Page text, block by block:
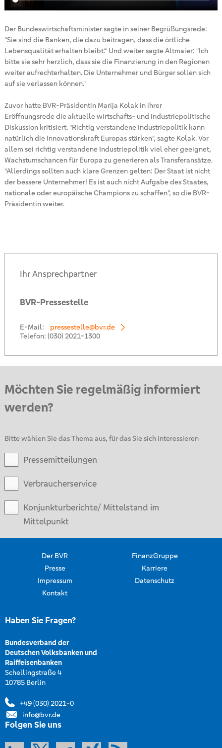
Der Bundeswirtschaftsminister sagte in seiner Begrüßungsrede:
"Sie sind die Banken, die dazu beitragen, dass die örtliche
Lebensqualität erhalten bleibt.“ Und weiter sagte Altmaier: "Ich
bitte sie sehr herzlich, dass sie die Finanzierung in den Regionen
weiter aufrechterhalten. Die Unternehmer und Bürger sollen sich
auf sie verlassen können."
Zuvor hatte BVR-Präsidentin Marija Kolak in ihrer
Eröffnungsrede die aktuelle wirtschafts- und industriepolitische
Diskussion kritisiert. "Richtig verstandene Industriepolitik kann
natürlich die Innovationskraft Europas stärken", sagte Kolak. Vor
allem sei richtig verstandene Industriepolitik viel eher geeignet,
Wachstumschancen für Europa zu generieren als Transferansätze.
"Allerdings sollten auch klare Grenzen gelten: Der Staat ist nicht
der bessere Unternehmer! Es ist auch nicht Aufgabe des Staates,
nationale oder europäische Champions zu schaffen", so die BVR-
Präsidentin weiter.
Ihr Ansprechpartner
BVR-Pressestelle
E-Mail:
pressestelle@bvr.de
Telefon: (030) 2021-1300
Möchten Sie regelmäßig informiert
werden?
Bitte wählen Sie das Thema aus, für das Sie sich interessieren
Pressemitteilungen
Verbraucherservice
Konjunkturberichte/ Mittelstand im
Mittelpunkt
Der BVR
FinanzGruppe
Presse
Karriere
Impressum
Datenschutz
Kontakt
Haben Sie Fragen?
Bundesverband der
Deutschen Volksbanken und
Raiffeisenbanken
Schellingstraße 4
10785 Berlin
+49 (030) 2021-0
info@bvr.de
Folgen Sie uns